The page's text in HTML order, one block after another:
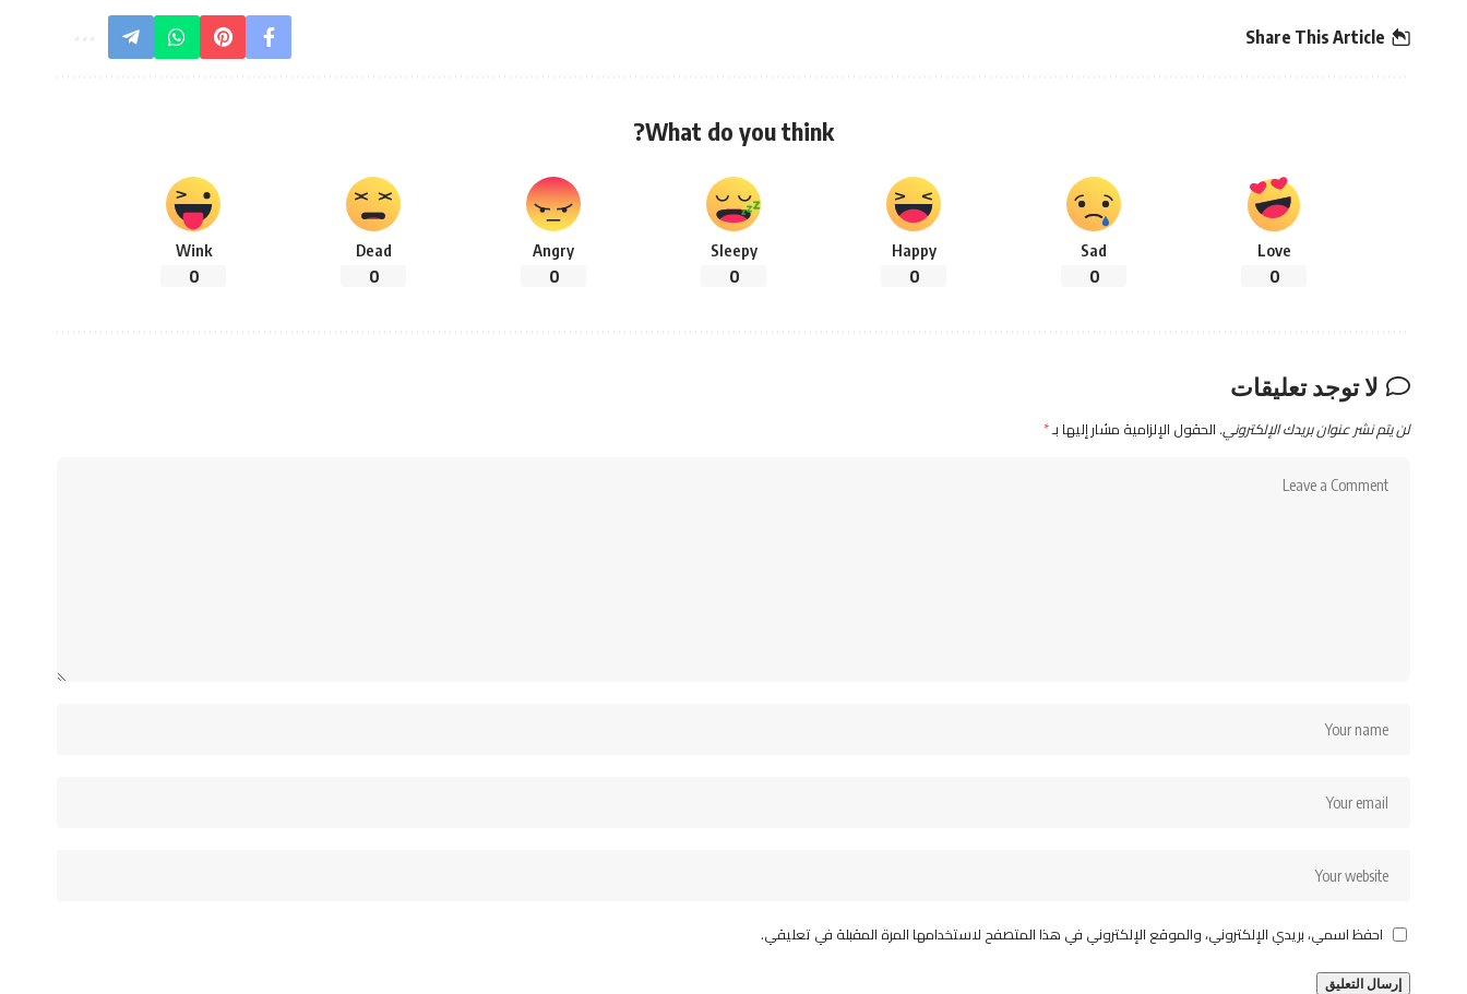
Share This Article
What do you think?
Love
0
Sad
0
Happy
0
Sleepy
0
Angry
0
Dead
0
Wink
0
لا توجد تعليقات
لن يتم نشر عنوان بريدك الإلكتروني. الحقول الإلزامية مشار إليها بـ*
احفظ اسمي، بريدي الإلكتروني، والموقع الإلكتروني في هذا المتصفح لاستخدامها المرة المقبلة في تعليقي.